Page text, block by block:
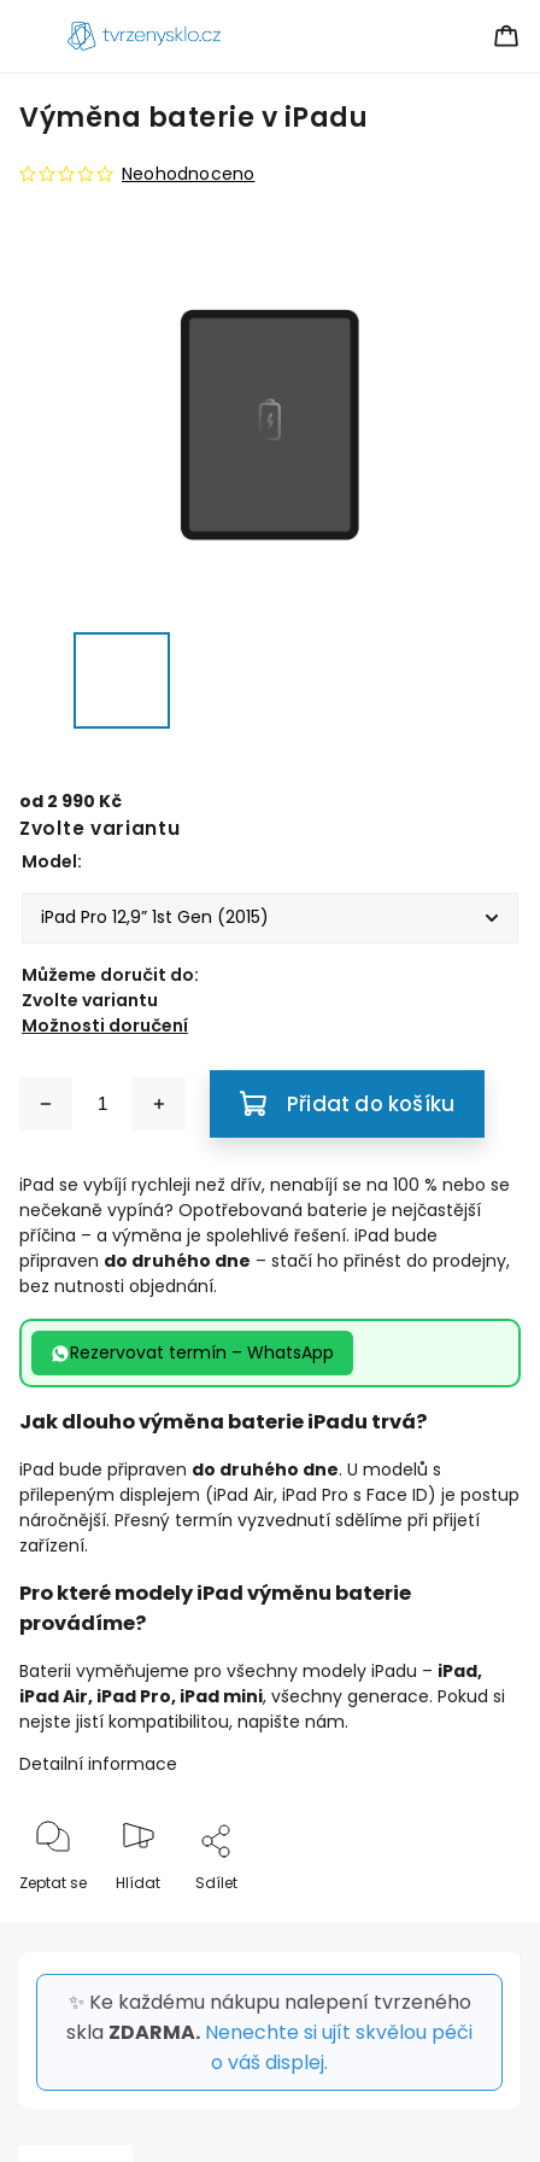
Výměna baterie v iPadu
Neohodnoceno
od 2 990 Kč
Zvolte variantu
Model:
Můžeme doručit do:
Zvolte variantu
Možnosti doručení
Přidat do košíku
iPad se vybíjí rychleji než dřív, nenabíjí se na 100 % nebo se
nečekaně vypíná? Opotřebovaná baterie je nejčastější
příčina – a výměna je spolehlivé řešení. iPad bude
připraven do druhého dne – stačí ho přinést do prodejny,
bez nutnosti objednání.
Rezervovat termín – WhatsApp
Jak dlouho výměna baterie iPadu trvá?
iPad bude připraven do druhého dne. U modelů s
přilepeným displejem (iPad Air, iPad Pro s Face ID) je postup
náročnější. Přesný termín vyzvednutí sdělíme při přijetí
zařízení.
Pro které modely iPad výměnu baterie
provádíme?
Baterii vyměňujeme pro všechny modely iPadu – iPad,
iPad Air, iPad Pro, iPad mini, všechny generace. Pokud si
nejste jistí kompatibilitou, napište nám.
Detailní informace
Zeptat se Hlídat Sdílet
✨ Ke každému nákupu nalepení tvrzeného
skla ZDARMA. Nenechte si ujít skvělou péči
o váš displej.